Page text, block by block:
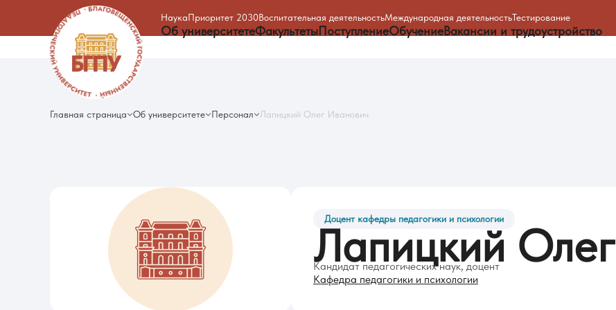
НаукаПриоритет 2030Воспитательная деятельностьМеждународная деятельностьТестирование
Об университетеФакультетыПоступлениеОбучениеВакансии и трудоустройство
Главная страница Об университете Персонал Лапицкий Олег Иванович
Доцент кафедры педагогики и психологии
Лапицкий Олег
Кандидат педагогических наук, доцент
Кафедра педагогики и психологии